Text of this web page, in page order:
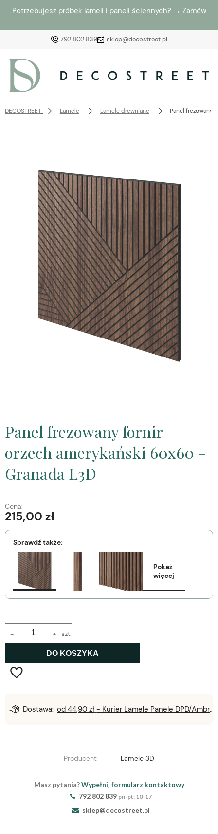
Potrzebujesz próbek lameli i paneli ściennych? → Zamów
792 802 839 sklep@decostreet.pl
zaloguj się, aby przywrócić dodane produkty do listy
z poprzedniej sesji.
DECOSTREET Lamele Lamele drewniane Panel frezowany
Panel frezowany fornir
orzech amerykański 60x60 -
Granada L3D
Cena:
215,00 zł
Sprawdź także:
Pokaż
więcej
+
- szt.
DO KOSZYKA
Dostawa: od 44,90 zł - Kurier Lamele Panele DPD/Ambro/NST
Producent: Lamele 3D
Masz pytania?Wypełnij formularz kontaktowy
792 802 839 pn-pt: 10-17
sklep@decostreet.pl